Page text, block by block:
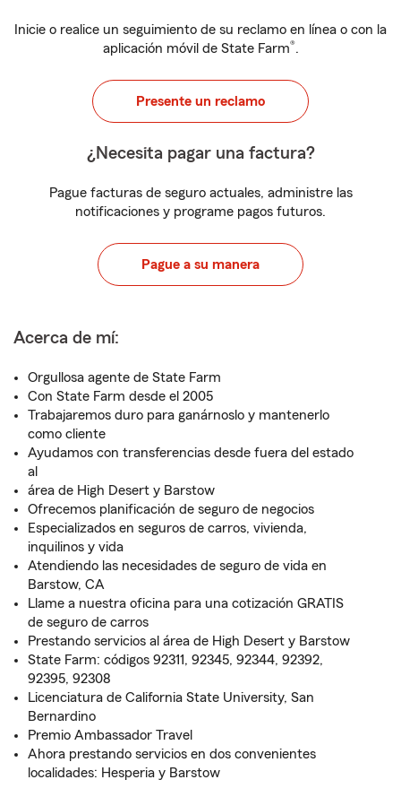
Inicie o realice un seguimiento de su reclamo en línea o con la
aplicación móvil de State Farm®.
Presente un reclamo
¿Necesita pagar una factura?
Pague facturas de seguro actuales, administre las
notificaciones y programe pagos futuros.
Pague a su manera
Acerca de mí:
Orgullosa agente de State Farm
Con State Farm desde el 2005
Trabajaremos duro para ganárnoslo y mantenerlo
como cliente
Ayudamos con transferencias desde fuera del estado
al
área de High Desert y Barstow
Ofrecemos planificación de seguro de negocios
Especializados en seguros de carros, vivienda,
inquilinos y vida
Atendiendo las necesidades de seguro de vida en
Barstow, CA
Llame a nuestra oficina para una cotización GRATIS
de seguro de carros
Prestando servicios al área de High Desert y Barstow
State Farm: códigos 92311, 92345, 92344, 92392,
92395, 92308
Licenciatura de California State University, San
Bernardino
Premio Ambassador Travel
Ahora prestando servicios en dos convenientes
localidades: Hesperia y Barstow